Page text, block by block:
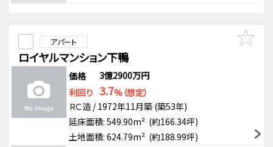
アパート
ロイヤルマンション下鴨
価格
3億2900万円
利回り 3.7%（想定）
ＲＣ造 / 1972年11月築 (築53年)
延床面積: 549.90m² (約166.34坪)
土地面積: 624.79m² (約188.99坪)